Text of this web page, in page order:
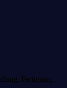
Fertigung,